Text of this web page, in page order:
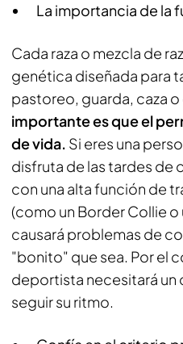
La importancia de la
Cada raza o mezcla de
genética diseñada para
pastoreo, guarda, caza
importante es que el
de vida. Si eres una
disfruta de las tardes de
con una alta función de
(como un Border Collie o
causará problemas de
"bonito" que sea. Por el
deportista necesitará un
seguir su ritmo.